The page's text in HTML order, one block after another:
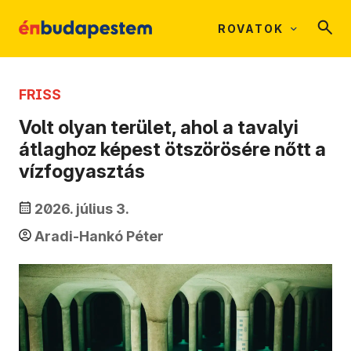
ROVATOK
FRISS
Volt olyan terület, ahol a tavalyi
átlaghoz képest ötszörösére nőtt a
vízfogyasztás
2026. július 3.
Aradi-Hankó Péter